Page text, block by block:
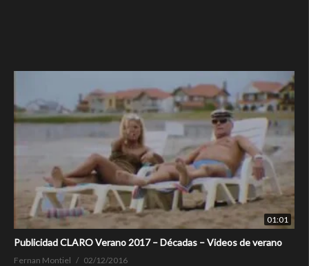
01:01
Publicidad CLARO Verano 2017 – Décadas – Videos de verano
Fernan Montiel 02/12/2016